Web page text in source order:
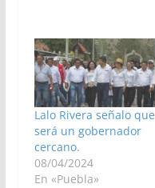
Lalo Rivera señalo que
será un gobernador
cercano.
08/04/2024
En «Puebla»